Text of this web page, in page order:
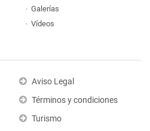
Galerías
Vídeos
Aviso Legal
Términos y condiciones
Turismo